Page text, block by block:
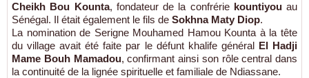
Cheikh Bou Kounta, fondateur de la confrérie kountiyouau
Sénégal. Il était également le fils de Sokhna Maty Diop.
La nomination de Serigne Mouhamed Hamou Kounta à la tête
du village avait été faite par le défunt khalife général El Hadji
Mame Bouh Mamadou, confirmant ainsi son rôle central dans
la continuité de la lignée spirituelle et familiale de Ndiassane.